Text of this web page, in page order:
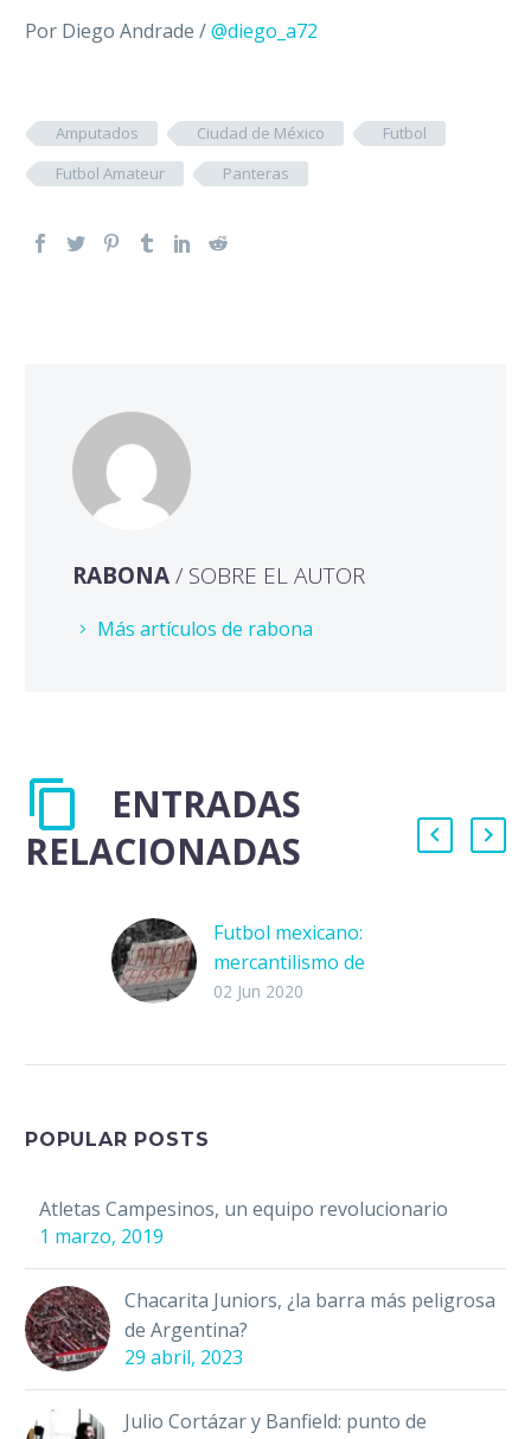
Por Diego Andrade /@diego_a72
Amputados Ciudad de México
Futbol
Futbol Amateur
Panteras
RABONA/ SOBRE EL AUTOR
Más artículos de rabona
ENTRADAS
RELACIONADAS
Futbol mexicano:
mercantilismo de
pasiones
02 Jun 2020
POPULAR POSTS
Atletas Campesinos, un equipo revolucionario
1 marzo, 2019
Chacarita Juniors, ¿la barra más peligrosa
de Argentina?
29 abril, 2023
Julio Cortázar y Banfield: punto de